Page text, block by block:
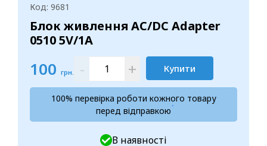
Код: 9681
Блок живлення AC/DC Adapter
0510 5V/1A
100 грн. - + Купити
100% перевірка роботи кожного товару
перед відправкою
В наявності